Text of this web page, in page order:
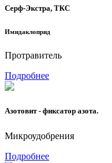
Серф-Экстра, ТКС
Имидаклоприд
Протравитель
Подробнее
Азотовит - фиксатор азота.
Микроудобрения
Подробнее